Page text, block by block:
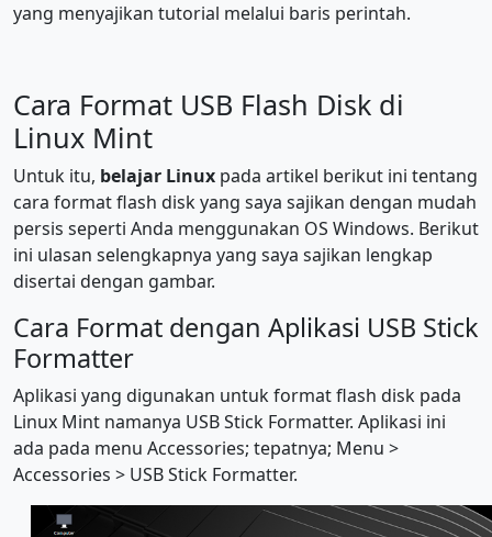
yang menyajikan tutorial melalui baris perintah.
Cara Format USB Flash Disk di
Linux Mint
Untuk itu, belajar Linux pada artikel berikut ini tentang
cara format flash disk yang saya sajikan dengan mudah
persis seperti Anda menggunakan OS Windows. Berikut
ini ulasan selengkapnya yang saya sajikan lengkap
disertai dengan gambar.
Cara Format dengan Aplikasi USB Stick
Formatter
Aplikasi yang digunakan untuk format flash disk pada
Linux Mint namanya USB Stick Formatter. Aplikasi ini
ada pada menu Accessories; tepatnya; Menu >
Accessories > USB Stick Formatter.